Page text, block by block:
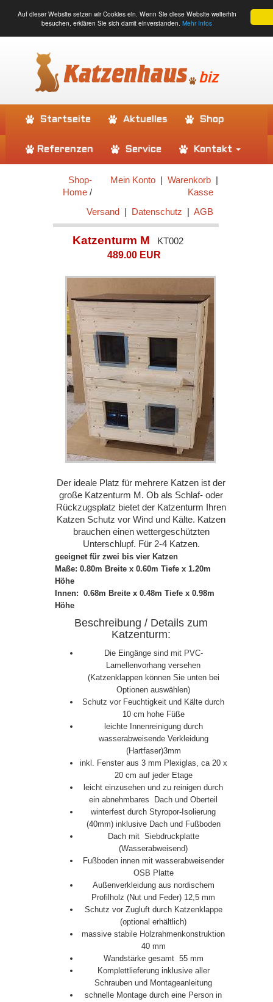
Auf dieser Website setzen wir Cookies ein. Wenn Sie diese Website weiterhin
besuchen, erklären Sie sich damit einverstanden. Mehr Infos
Startseite Aktuelles Shop
Referenzen Service Kontakt
Shop-
Home /
Mein Konto| Warenkorb|
Kasse
Versand
Datenschutz AGB
Katzenturm M KT002
489.00 EUR
Der ideale Platz für mehrere Katzen ist der
große Katzenturm M. Ob als Schlaf- oder
Rückzugsplatz bietet der Katzenturm Ihren
Katzen Schutz vor Wind und Kälte. Katzen
brauchen einen wettergeschützten
Unterschlupf. Für 2-4 Katzen.
geeignet für zwei bis vier Katzen
Maße: 0.80m Breite x 0.60m Tiefe x 1.20m
Höhe
Innen: 0.68m Breite x 0.48m Tiefe x 0.98m
Höhe
Beschreibung / Details zum
Katzenturm:
Die Eingänge sind mit PVC-
Lamellenvorhang versehen
(Katzenklappen können Sie unten bei
Optionen auswählen)
Schutz vor Feuchtigkeit und Kälte durch
10 cm hohe Füße
leichte Innenreinigung durch
wasserabweisende Verkleidung
(Hartfaser)3mm
inkl. Fenster aus 3 mm Plexiglas, ca 20 x
20 cm auf jeder Etage
leicht einzusehen und zu reinigen durch
ein abnehmbares
Dach und Oberteil
winterfest durch Styropor-Isolierung
(40mm) inklusive Dach und Fußboden
Dach mit Siebdruckplatte
(Wasserabweisend)
Fußboden innen mit wasserabweisender
OSB Platte
Außenverkleidung aus nordischem
Profilholz (Nut und Feder) 12,5 mm
Schutz vor Zugluft durch Katzenklappe
(optional erhältlich)
massive stabile Holzrahmenkonstruktion
40 mm
Wandstärke gesamt 55 mm
Komplettlieferung inklusive aller
Schrauben und Montageanleitung
schnelle Montage durch eine Person in